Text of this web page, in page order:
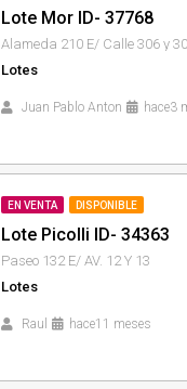
Lote Mor ID- 37768
Alameda 210 E/ Calle 306 y
Lotes
Juan Pablo Anton hace3
EN VENTA DISPONIBLE
Lote Picolli ID- 34363
Paseo 132 E/ AV. 12 Y 13
Lotes
Raul hace11 meses